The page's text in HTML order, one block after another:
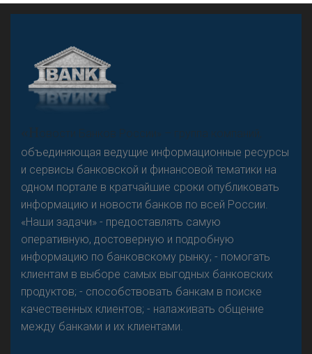
«Н
овости Банков России» – группа компаний,
объединяющая ведущие информационные ресурсы
и сервисы банковской и финансовой тематики на
одном портале в кратчайшие сроки опубликовать
информацию и новости банков по всей России.
«Наши задачи» - предоставлять самую
оперативную, достоверную и подробную
информацию по банковскому рынку; - помогать
клиентам в выборе самых выгодных банковских
продуктов; - способствовать банкам в поиске
качественных клиентов; - налаживать общение
между банками и их клиентами.